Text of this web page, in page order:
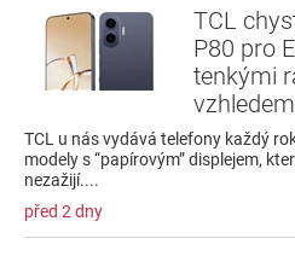
TCL
P80 pro
tenkými
vzhledem
TCL u nás vydává telefony každý
modely s “papírovým” displejem,
nezažijí....
před 2 dny